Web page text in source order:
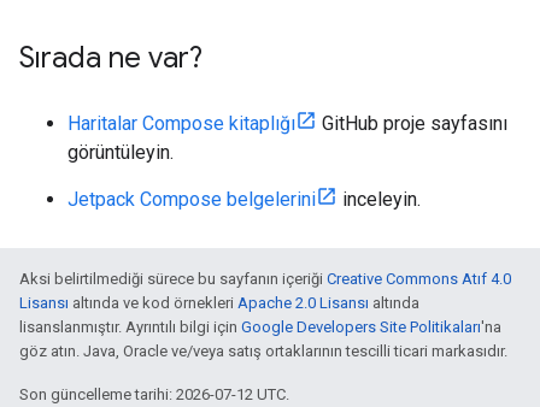
Sırada ne var?
Haritalar Compose kitaplığı
GitHub proje sayfasını
görüntüleyin.
Jetpack Compose belgelerini inceleyin.
Aksi belirtilmediği sürece bu sayfanın içeriği Creative Commons Atıf 4.0
Lisansı altında ve kod örnekleri Apache 2.0 Lisansı altında
lisanslanmıştır. Ayrıntılı bilgi için Google Developers Site Politikaları'na
göz atın. Java, Oracle ve/veya satış ortaklarının tescilli ticari markasıdır.
Son güncelleme tarihi: 2026-07-12 UTC.